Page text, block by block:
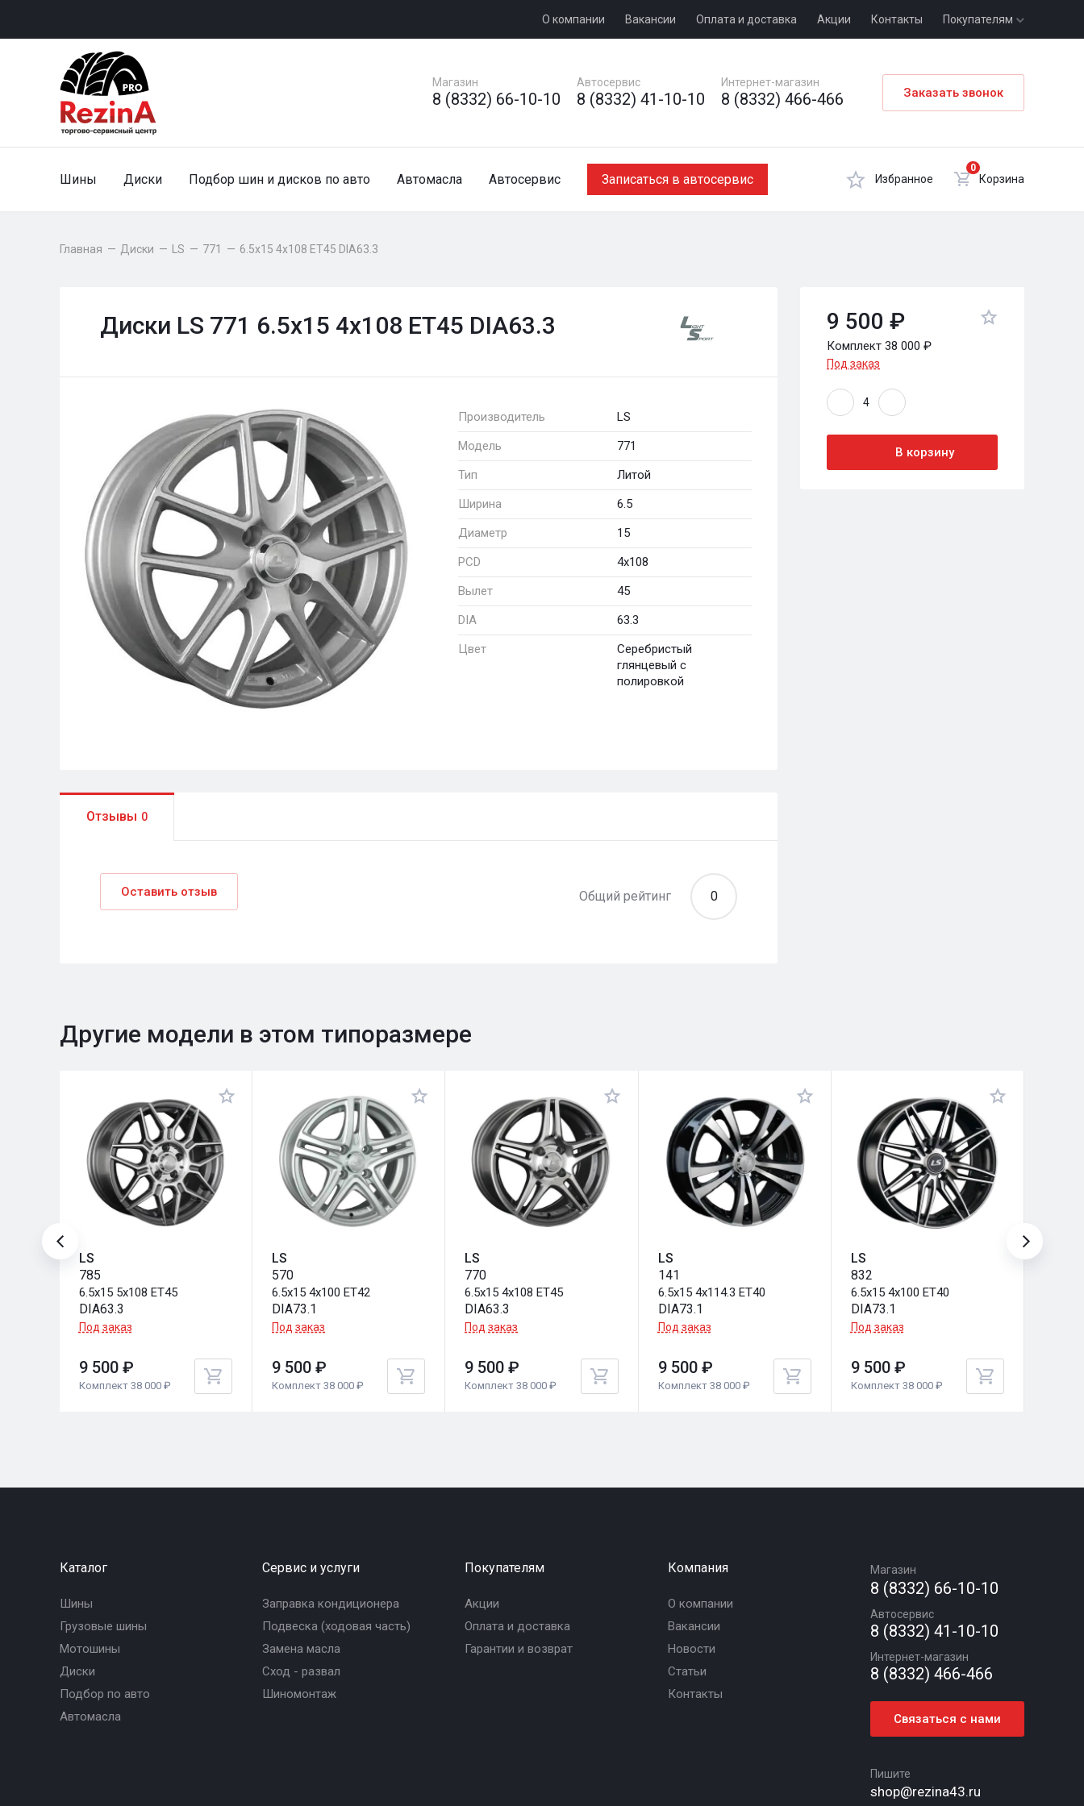
О компании Вакансии Оплата и доставка Акции Контакты Покупателям
Магазин
8 (8332) 66-10-10
Автосервис
8 (8332) 41-10-10
Интернет-магазин
8 (8332) 466-466 Заказать звонок
Шины Диски Подбор шин и дисков по авто Автомасла Автосервис Записаться в автосервис Избранное
0
Корзина
Главная — Диски — LS — 771 — 6.5x15 4x108 ET45 DIA63.3
Диски LS 771 6.5x15 4x108 ET45 DIA63.3
Производитель
LS
Модель
771
Тип
Литой
Ширина
6.5
Диаметр
15
PCD
4x108
Вылет
45
DIA
63.3
Цвет
Серебристый
глянцевый с
полировкой
Отзывы 0
Оставить отзыв Общий рейтинг 0
9 500 ₽
Комплект 38 000 ₽
Под заказ
В корзину
Другие модели в этом типоразмере
LS
785
6.5x15 5x108 ET45
DIA63.3
Под заказ
9 500 ₽
Комплект 38 000 ₽
LS
570
6.5x15 4x100 ET42
DIA73.1
Под заказ
9 500 ₽
Комплект 38 000 ₽
LS
770
6.5x15 4x108 ET45
DIA63.3
Под заказ
9 500 ₽
Комплект 38 000 ₽
LS
141
6.5x15 4x114.3 ET40
DIA73.1
Под заказ
9 500 ₽
Комплект 38 000 ₽
LS
832
6.5x15 4x100 ET40
DIA73.1
Под заказ
9 500 ₽
Комплект 38 000 ₽
Каталог
Шины
Грузовые шины
Мотошины
Диски
Подбор по авто
Автомасла
Сервис и услуги
Заправка кондиционера
Подвеска (ходовая часть)
Замена масла
Сход - развал
Шиномонтаж
Покупателям
Акции
Оплата и доставка
Гарантии и возврат
Компания
О компании
Вакансии
Новости
Статьи
Контакты
Магазин
8 (8332) 66-10-10
Автосервис
8 (8332) 41-10-10
Интернет-магазин
8 (8332) 466-466
Связаться с нами
Пишите
shop@rezina43.ru